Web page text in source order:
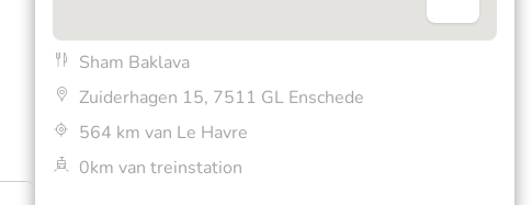
Sham Baklava
Zuiderhagen 15, 7511 GL Enschede
564 km van Le Havre
0km van treinstation